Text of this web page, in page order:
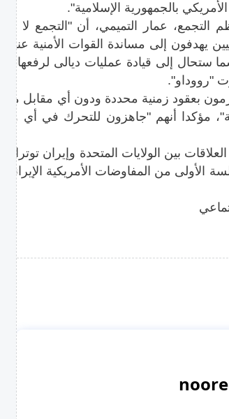
بالجمهورية الإسلامية".
عمار التميمي، أن "التجمع لا
إلى مساندة القوات الأمنية عند
إلى أن "القائمة تضم 4947 اسما ستحال إلى قيادة عمليات ديالى لرفعها
"رووداو".
بعقود زمنية محددة ودون أي مقابل
مؤكدا أنهم "جاهزون للتحرك في أي
بين الولايات المتحدة وإيران توترا
الأولى من المفاوضات الأمريكية الإيرانية